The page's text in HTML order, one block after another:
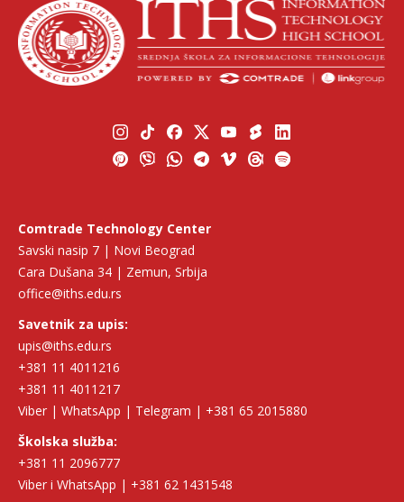
Comtrade Technology Center
Savski nasip 7 | Novi Beograd
Cara Dušana 34 | Zemun, Srbija
office@iths.edu.rs
Savetnik za upis:
upis@iths.edu.rs
+381 11 4011216
+381 11 4011217
Viber | WhatsApp | Telegram | +381 65 2015880
Školska služba:
+381 11 2096777
Viber i WhatsApp | +381 62 1431548